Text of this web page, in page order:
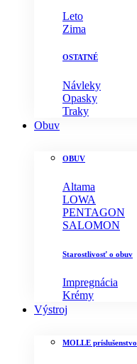
Leto
Zima
OSTATNÉ
Návleky
Opasky
Traky
Obuv
OBUV
Altama
LOWA
PENTAGON
SALOMON
Starostlivosť o obuv
Impregnácia
Krémy
Výstroj
MOLLE príslušenstvo